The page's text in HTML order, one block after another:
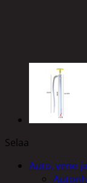
Selaa
Auto, vene